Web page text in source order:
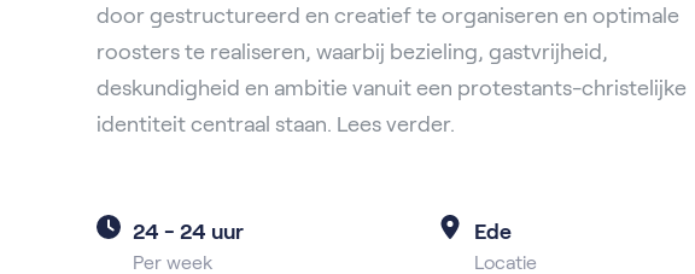
door gestructureerd en creatief te organiseren en optimale
roosters te realiseren, waarbij bezieling, gastvrijheid,
deskundigheid en ambitie vanuit een protestants-christelijke
identiteit centraal staan. Lees verder.
24 - 24 uur
Per week
Ede
Locatie